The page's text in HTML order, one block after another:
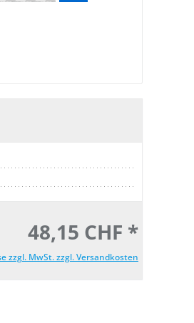
48,15 CHF *
zzgl. MwSt. zzgl. Versandkosten
Wert ein